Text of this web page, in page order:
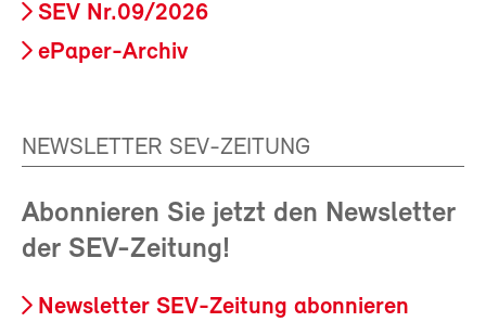
SEV Nr.09/2026
ePaper-Archiv
NEWSLETTER SEV-ZEITUNG
Abonnieren Sie jetzt den Newsletter
der SEV-Zeitung!
Newsletter SEV-Zeitung abonnieren